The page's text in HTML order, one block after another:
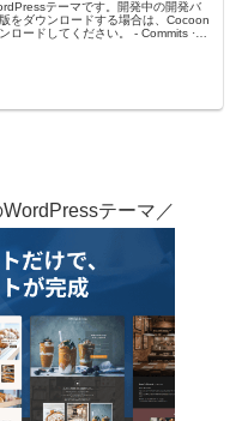
テーマです。開発中の開発バ
をダウンロードする場合は、Cocoon
ロードしてください。 - Commits ·
テーマ／